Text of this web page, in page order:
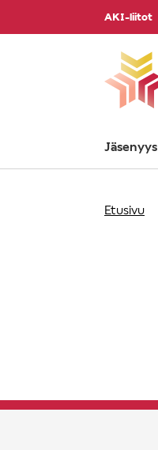
AKI-liitot
Jäsenyys
Etusivu